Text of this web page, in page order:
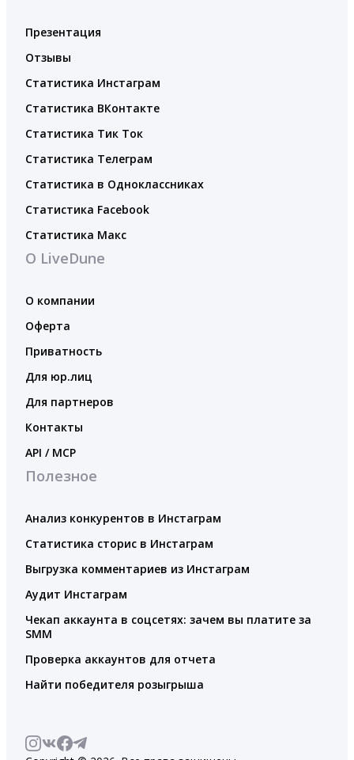
Презентация
Отзывы
Статистика Инстаграм
Статистика ВКонтакте
Статистика Тик Ток
Статистика Телеграм
Статистика в Одноклассниках
Статистика Facebook
Статистика Макс
О LiveDune
О компании
Оферта
Приватность
Для юр.лиц
Для партнеров
Контакты
API / MCP
Полезное
Анализ конкурентов в Инстаграм
Статистика сторис в Инстаграм
Выгрузка комментариев из Инстаграм
Аудит Инстаграм
Чекап аккаунта в соцсетях: зачем вы платите за
SMM
Проверка аккаунтов для отчета
Найти победителя розыгрыша